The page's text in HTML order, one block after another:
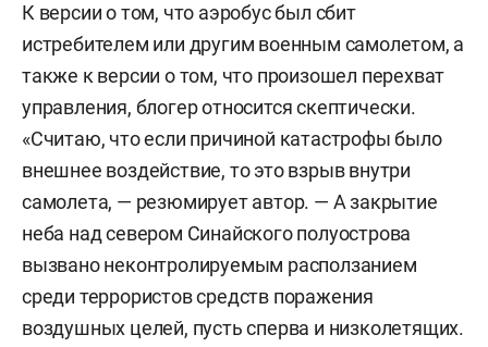
К версии о том, что аэробус был сбит
истребителем или другим военным самолетом, а
также к версии о том, что произошел перехват
управления, блогер относится скептически.
«Считаю, что если причиной катастрофы было
внешнее воздействие, то это взрыв внутри
самолета, — резюмирует автор. — А закрытие
неба над севером Синайского полуострова
вызвано неконтролируемым расползанием
среди террористов средств поражения
воздушных целей, пусть сперва и низколетящих.